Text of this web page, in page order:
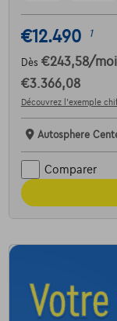
€12.490 1
Dès €243,58/
€3.366,08
Découvrez l’exemple
Autosphere
Comparer